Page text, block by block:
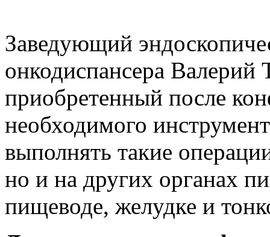
Заведующий
онкодиспансера
приобретенный после
необходимого
выполнять такие
но и на других органах
пищеводе, желудке и